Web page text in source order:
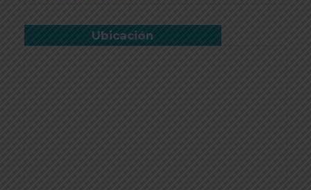
Ubicación